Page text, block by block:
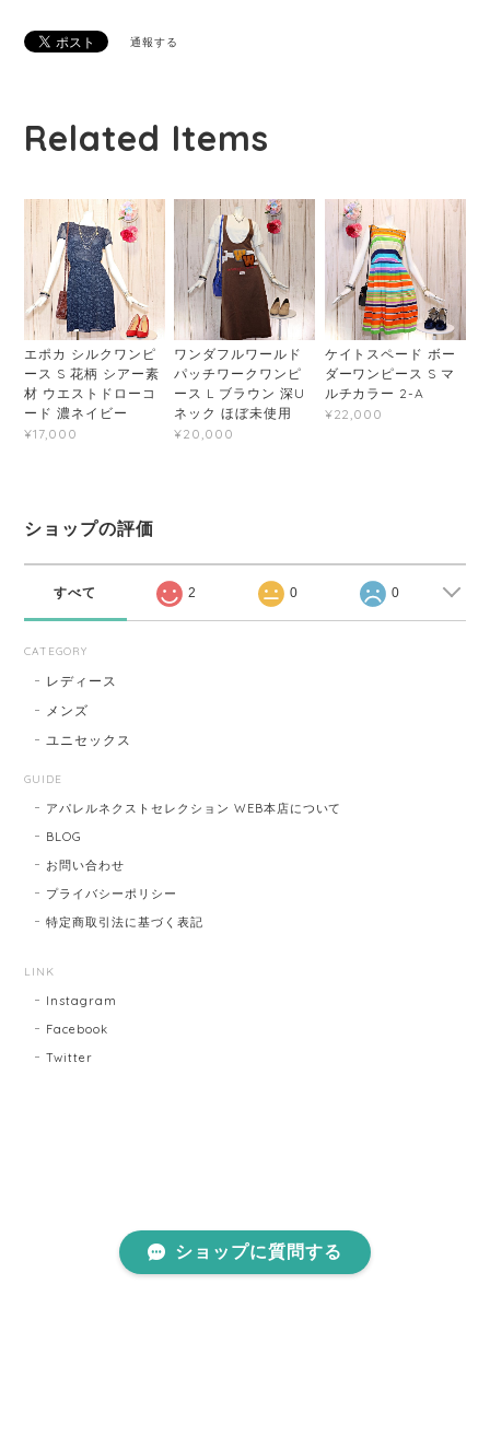
通報する
Related Items
エポカ シルクワンピ
ース S 花柄 シアー素
材 ウエストドローコ
ード 濃ネイビー
¥17,000
ワンダフルワールド
パッチワークワンピ
ース L ブラウン 深U
ネック ほぼ未使用
¥20,000
ケイトスペード ボー
ダーワンピース S マ
ルチカラー 2-A
¥22,000
ショップの評価
すべて 2 0 0
CATEGORY
レディース
メンズ
ユニセックス
GUIDE
アパレルネクストセレクション WEB本店について
BLOG
お問い合わせ
プライバシーポリシー
特定商取引法に基づく表記
LINK
Instagram
Facebook
Twitter
ショップに質問する